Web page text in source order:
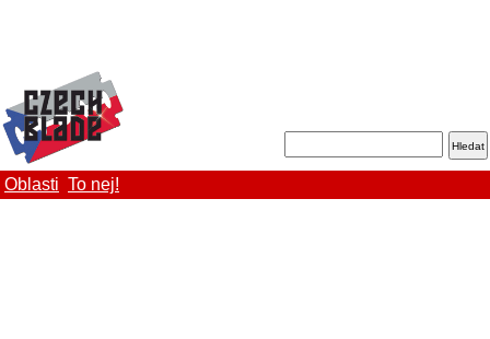
Oblasti To nej!